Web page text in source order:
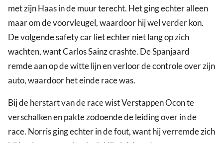
met zijn Haas in de muur terecht. Het ging echter alleen
maar om de voorvleugel, waardoor hij wel verder kon.
De volgende safety car liet echter niet lang op zich
wachten, want Carlos Sainz crashte. De Spanjaard
remde aan op de witte lijn en verloor de controle over zijn
auto, waardoor het einde race was.
Bij de herstart van de race wist Verstappen Ocon te
verschalken en pakte zodoende de leiding over in de
race. Norris ging echter in de fout, want hij verremde zich